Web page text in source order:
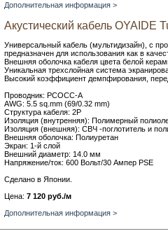
Дополнительная информация >
Акустический кабель OYAIDE
Универсальный кабель (мультидизайн), с
предназначен для использования как в
Внешняя оболочка кабеля цвета белой
Уникальная трехслойная система
Высокий коэффициент демпфирования,
Проводник: PCOCC-A
AWG: 5.5 sq.mm (69/0.32 mm)
Структура кабеля: 2P
Изоляция (внутренняя): Полимерный
Изоляция (внешняя): СВЧ -поглотитель и
Внешняя оболочка: Полиуретан
Экран: 1-й слой
Внешний диаметр: 14.0 мм
Напряжение/ток: 600 Вольт/30 Ампер PSE
Сделано в Японии.
Цена: 7 120 руб./м
Дополнительная информация >